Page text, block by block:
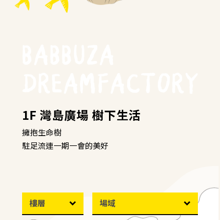
1F 灣島廣場 樹下生活
擁抱生命樹
駐足流連一期一會的美好
樓層 場域